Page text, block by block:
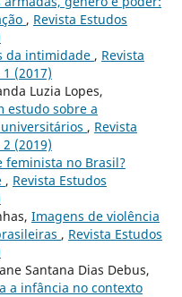
, Revista Estudos
da intimidade , Revista
(2017)
Luzia Lopes,
estudo sobre a
, Revista
(2019)
feminista no Brasil?
, Revista Estudos
Imagens de violência
, Revista Estudos
Santana Dias Debus,
a infância no contexto